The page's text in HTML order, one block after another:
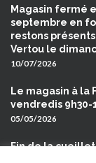
Magasin fermé
septembre en
restons
Vertou le
10/07/2026
Le magasin à la
vendredis 9h30-
05/05/2026
Fin de la